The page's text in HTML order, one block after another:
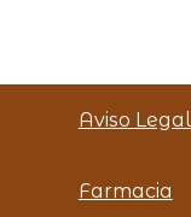
Aviso Legal
Farmacia